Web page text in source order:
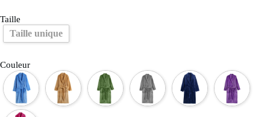
Taille
Taille unique
Couleur